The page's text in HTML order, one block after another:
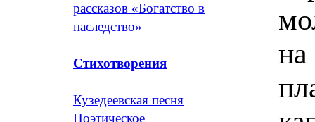
рассказов «Богатство в
наследство»
Стихотворения
Кузедеевская песня
Поэтическое
на